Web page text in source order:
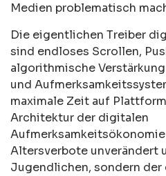
Medien problematisch
Die eigentlichen Treiber
sind endloses Scrollen,
algorithmische
und
maximale Zeit auf
Architektur der digitalen
Altersverbote unverändert
Jugendlichen, sondern der